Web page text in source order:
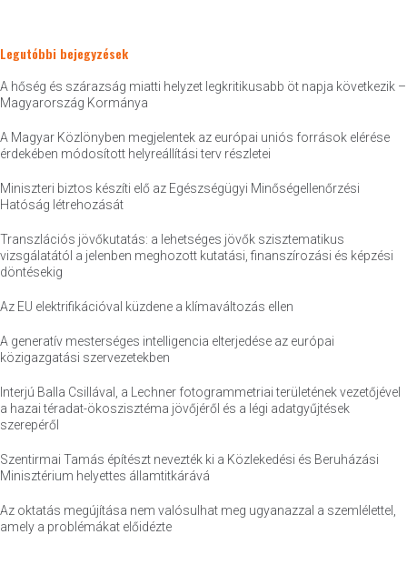
Legutóbbi bejegyzések
A hőség és szárazság miatti helyzet legkritikusabb öt napja következik –
Magyarország Kormánya
A Magyar Közlönyben megjelentek az európai uniós források elérése
érdekében módosított helyreállítási terv részletei
Miniszteri biztos készíti elő az Egészségügyi Minőségellenőrzési
Hatóság létrehozását
Transzlációs jövőkutatás: a lehetséges jövők szisztematikus
vizsgálatától a jelenben meghozott kutatási, finanszírozási és képzési
döntésekig
Az EU elektrifikációval küzdene a klímaváltozás ellen
A generatív mesterséges intelligencia elterjedése az európai
közigazgatási szervezetekben
Interjú Balla Csillával, a Lechner fotogrammetriai területének vezetőjével
a hazai téradat-ökoszisztéma jövőjéről és a légi adatgyűjtések
szerepéről
Szentirmai Tamás építészt nevezték ki a Közlekedési és Beruházási
Minisztérium helyettes államtitkárává
Az oktatás megújítása nem valósulhat meg ugyanazzal a szemlélettel,
amely a problémákat előidézte